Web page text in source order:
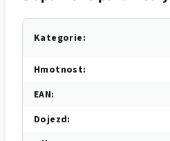
Kategorie:
Hmotnost:
EAN:
Dojezd: